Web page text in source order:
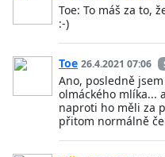
Toe: To máš za to,
:-)
Toe 26.4.2021 07:06
Ano, posledně
olmáckého mlíka...
naproti ho měli za
přitom normálně